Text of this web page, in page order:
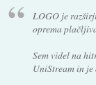
LOGO je
oprema
Sem videl na
UniStream in